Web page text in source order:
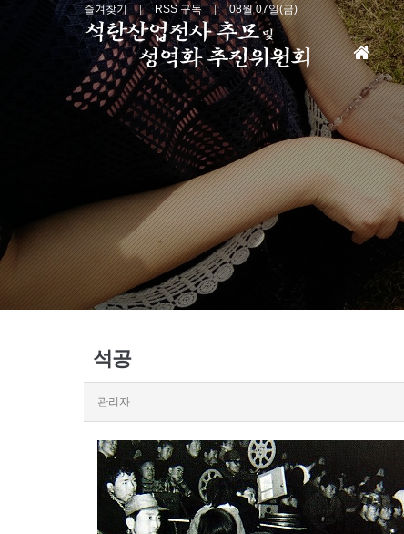
즐겨찾기 RSS 구독 08월 07일(금)
홈
으
로
석공
관리자